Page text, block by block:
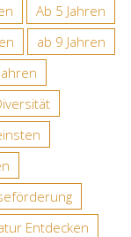
Ab 5 Jahren
ab 9 Jahren
Entdecken